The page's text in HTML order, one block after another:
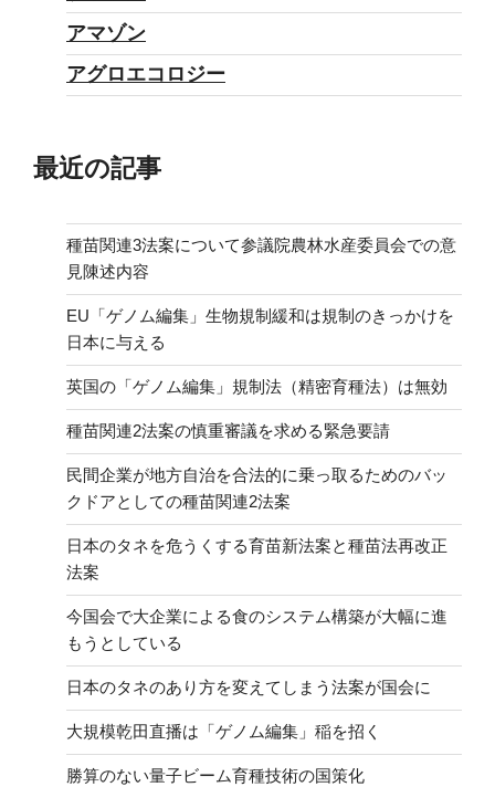
アマゾン
アグロエコロジー
最近の記事
種苗関連3法案について参議院農林水産委員会での意
見陳述内容
EU「ゲノム編集」生物規制緩和は規制のきっかけを
日本に与える
英国の「ゲノム編集」規制法（精密育種法）は無効
種苗関連2法案の慎重審議を求める緊急要請
民間企業が地方自治を合法的に乗っ取るためのバッ
クドアとしての種苗関連2法案
日本のタネを危うくする育苗新法案と種苗法再改正
法案
今国会で大企業による食のシステム構築が大幅に進
もうとしている
日本のタネのあり方を変えてしまう法案が国会に
大規模乾田直播は「ゲノム編集」稲を招く
勝算のない量子ビーム育種技術の国策化